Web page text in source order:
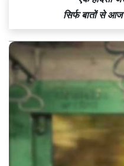
सिर्फ बातों से